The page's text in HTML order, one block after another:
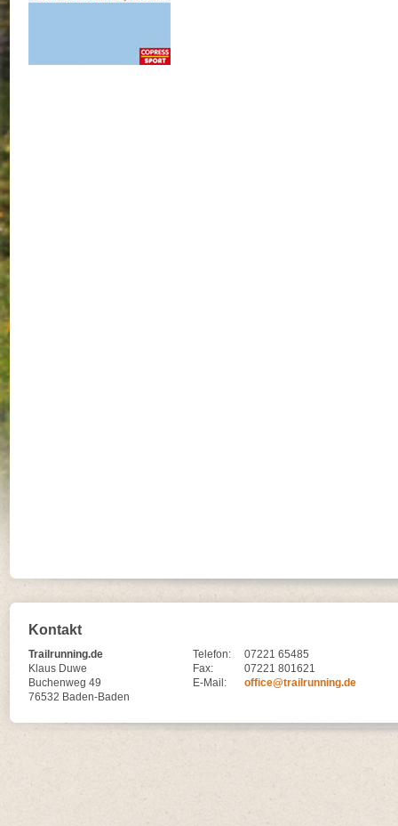
Kontakt
Trailrunning.de
Klaus Duwe
Buchenweg 49
76532 Baden-Baden
Telefon:
07221 65485
Fax:
07221 801621
E-Mail:
office@trailrunning.de